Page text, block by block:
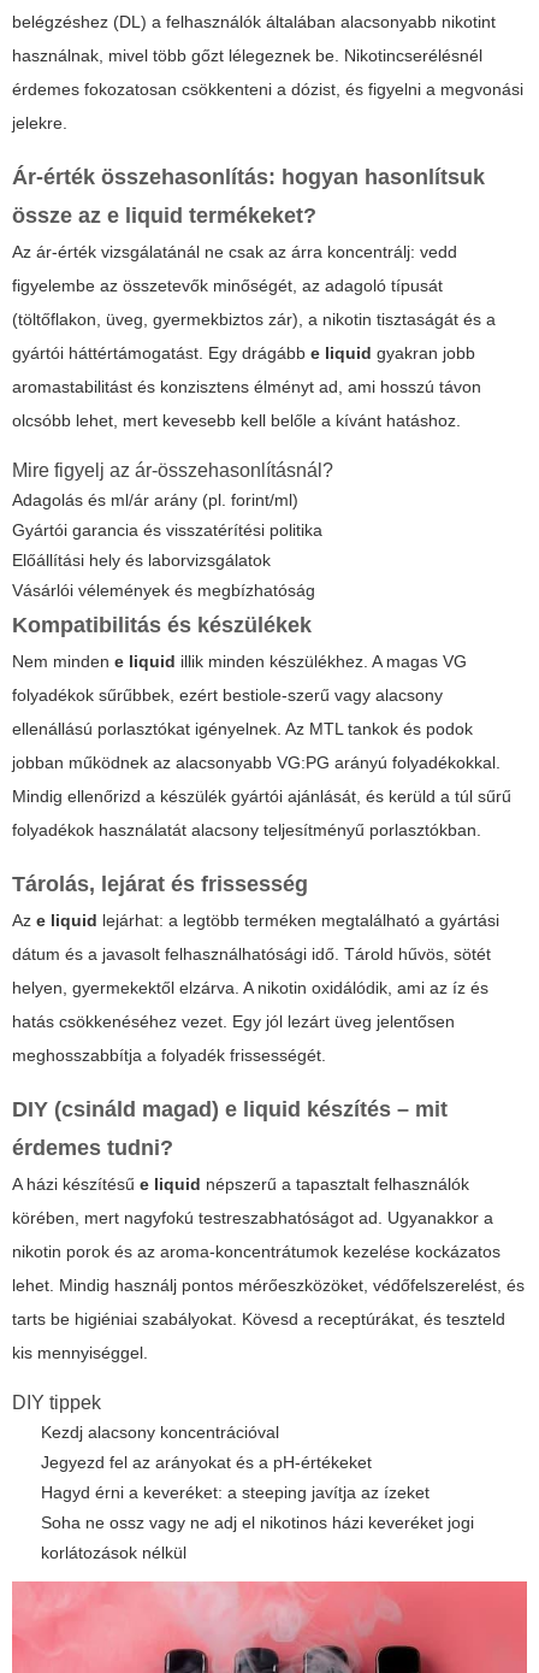
belégzéshez (DL) a felhasználók általában alacsonyabb nikotint
használnak, mivel több gőzt lélegeznek be. Nikotincserélésnél
érdemes fokozatosan csökkenteni a dózist, és figyelni a megvonási
jelekre.
Ár-érték összehasonlítás: hogyan hasonlítsuk
össze az e liquid termékeket?
Az ár-érték vizsgálatánál ne csak az árra koncentrálj: vedd
figyelembe az összetevők minőségét, az adagoló típusát
(töltőflakon, üveg, gyermekbiztos zár), a nikotin tisztaságát és a
gyártói háttértámogatást. Egy drágább e liquid gyakran jobb
aromastabilitást és konzisztens élményt ad, ami hosszú távon
olcsóbb lehet, mert kevesebb kell belőle a kívánt hatáshoz.
Mire figyelj az ár-összehasonlításnál?
Adagolás és ml/ár arány (pl. forint/ml)
Gyártói garancia és visszatérítési politika
Előállítási hely és laborvizsgálatok
Vásárlói vélemények és megbízhatóság
Kompatibilitás és készülékek
Nem minden e liquid illik minden készülékhez. A magas VG
folyadékok sűrűbbek, ezért bestiole-szerű vagy alacsony
ellenállású porlasztókat igényelnek. Az MTL tankok és podok
jobban működnek az alacsonyabb VG:PG arányú folyadékokkal.
Mindig ellenőrizd a készülék gyártói ajánlását, és kerüld a túl sűrű
folyadékok használatát alacsony teljesítményű porlasztókban.
Tárolás, lejárat és frissesség
Az e liquid lejárhat: a legtöbb terméken megtalálható a gyártási
dátum és a javasolt felhasználhatósági idő. Tárold hűvös, sötét
helyen, gyermekektől elzárva. A nikotin oxidálódik, ami az íz és
hatás csökkenéséhez vezet. Egy jól lezárt üveg jelentősen
meghosszabbítja a folyadék frissességét.
DIY (csináld magad) e liquid készítés – mit
érdemes tudni?
A házi készítésű e liquid népszerű a tapasztalt felhasználók
körében, mert nagyfokú testreszabhatóságot ad. Ugyanakkor a
nikotin porok és az aroma-koncentrátumok kezelése kockázatos
lehet. Mindig használj pontos mérőeszközöket, védőfelszerelést, és
tarts be higiéniai szabályokat. Kövesd a receptúrákat, és teszteld
kis mennyiséggel.
DIY tippek
Kezdj alacsony koncentrációval
Jegyezd fel az arányokat és a pH-értékeket
Hagyd érni a keveréket: a steeping javítja az ízeket
Soha ne ossz vagy ne adj el nikotinos házi keveréket jogi
korlátozások nélkül